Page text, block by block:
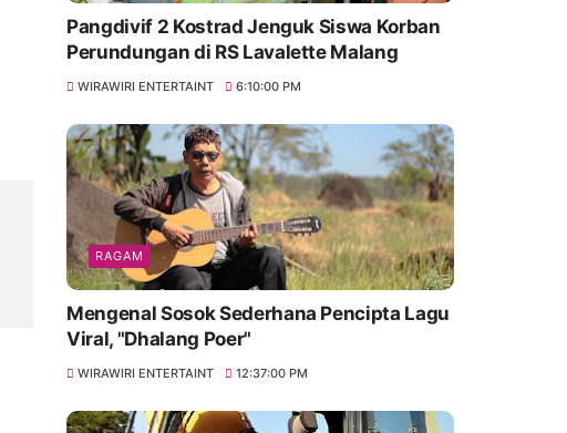
Pangdivif 2 Kostrad Jenguk Siswa Korban
Perundungan di RS Lavalette Malang
WIRAWIRI ENTERTAINT 6:10:00 PM
RAGAM
Mengenal Sosok Sederhana Pencipta Lagu
Viral, "Dhalang Poer"
WIRAWIRI ENTERTAINT 12:37:00 PM